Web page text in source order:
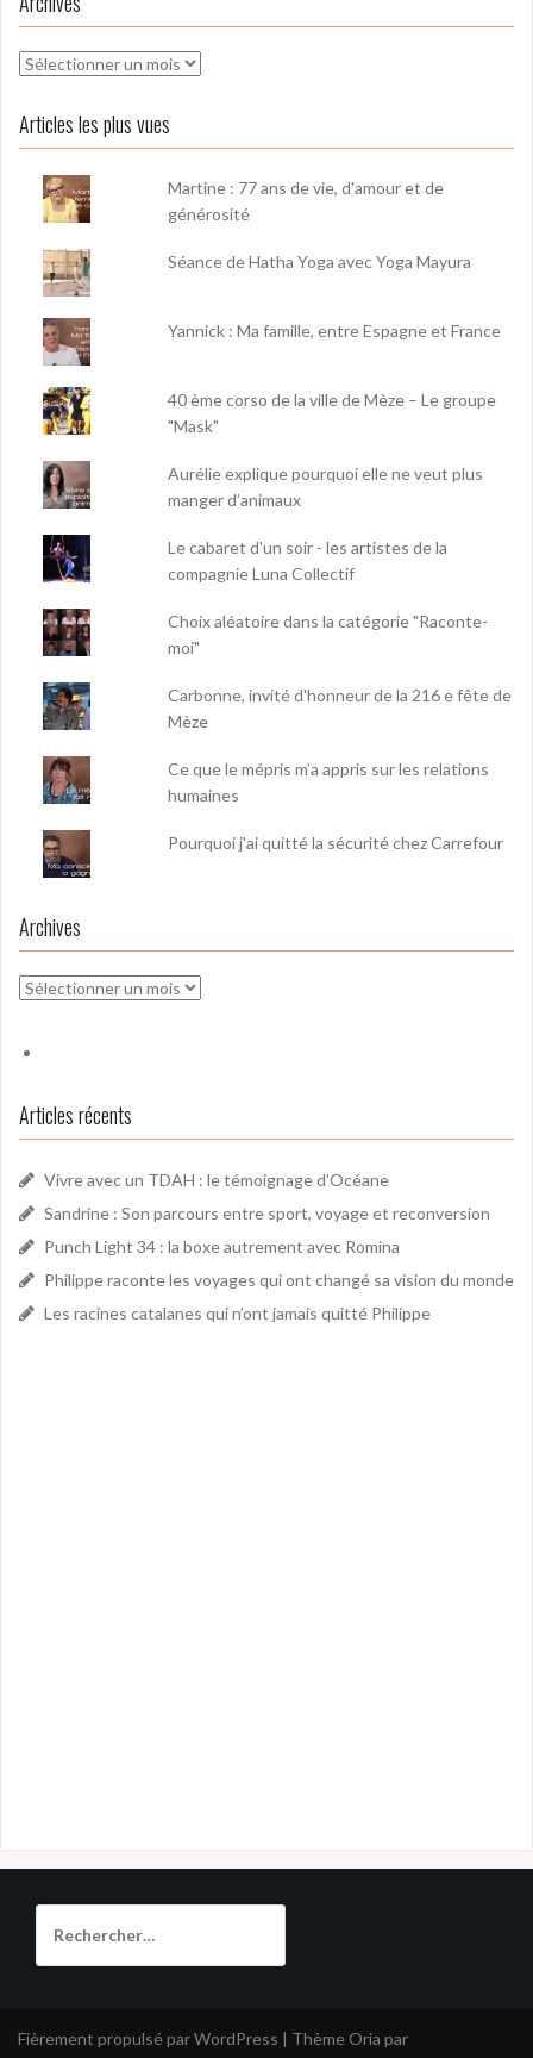
Archives
Articles les plus vues
Martine : 77 ans de vie, d'amour et de
générosité
Séance de Hatha Yoga avec Yoga Mayura
Yannick : Ma famille, entre Espagne et France
40 ème corso de la ville de Mèze – Le groupe
"Mask"
Aurélie explique pourquoi elle ne veut plus
manger d’animaux
Le cabaret d'un soir - les artistes de la
compagnie Luna Collectif
Choix aléatoire dans la catégorie "Raconte-
moi"
Carbonne, invité d'honneur de la 216 e fête de
Mèze
Ce que le mépris m’a appris sur les relations
humaines
Pourquoi j'ai quitté la sécurité chez Carrefour
Archives
Archives
Articles récents
Vivre avec un TDAH : le témoignage d’Océane
Sandrine : Son parcours entre sport, voyage et reconversion
Punch Light 34 : la boxe autrement avec Romina
Philippe raconte les voyages qui ont changé sa vision du monde
Les racines catalanes qui n’ont jamais quitté Philippe
Fièrement propulsé par WordPress | Thème Oria par